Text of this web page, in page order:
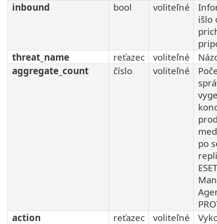
inbound
bool voliteľné
išlo
threat_name
reťazec voliteľné
aggregate_count
číslo voliteľné
po
ESET
action
reťazec voliteľné